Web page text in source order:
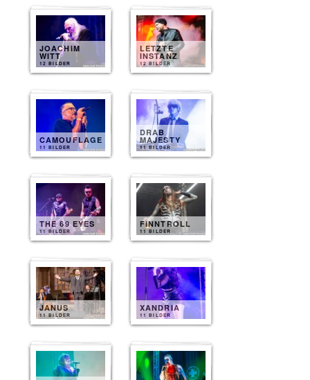
JOACHIM
WITT
12 BILDER
LETZTE
INSTANZ
12 BILDER
CAMOUFLAGE
11 BILDER
DRAB
MAJESTY
11 BILDER
THE 69 EYES
11 BILDER
FINNTROLL
11 BILDER
JANUS
11 BILDER
XANDRIA
11 BILDER